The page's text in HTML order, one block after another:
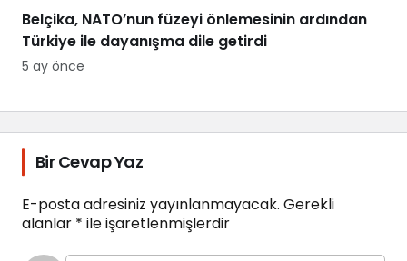
Belçika, NATO’nun füzeyi önlemesinin ardından
Türkiye ile dayanışma dile getirdi
5 ay önce
Bir Cevap Yaz
E-posta adresiniz yayınlanmayacak. Gerekli
alanlar * ile işaretlenmişlerdir